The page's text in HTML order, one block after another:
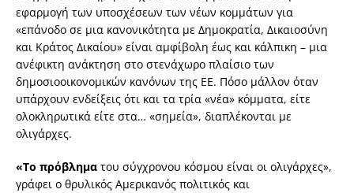
εφαρμογή των υποσχέσεων των νέων κομμάτων για
«επάνοδο σε μια κανονικότητα με Δημοκρατία, Δικαιοσύνη
και Κράτος Δικαίου» είναι αμφίβολη έως και κάλπικη – μια
ανέφικτη ανάκτηση στο στενάχωρο πλαίσιο των
δημοσιοοικονομικών κανόνων της ΕΕ. Πόσο μάλλον όταν
υπάρχουν ενδείξεις ότι και τα τρία «νέα» κόμματα, είτε
ολοκληρωτικά είτε στα… «σημεία», διαπλέκονται με
ολιγάρχες.
«Το πρόβλημα του σύγχρονου κόσμου είναι οι ολιγάρχες»,
γράφει ο θρυλικός Αμερικανός πολιτικός και